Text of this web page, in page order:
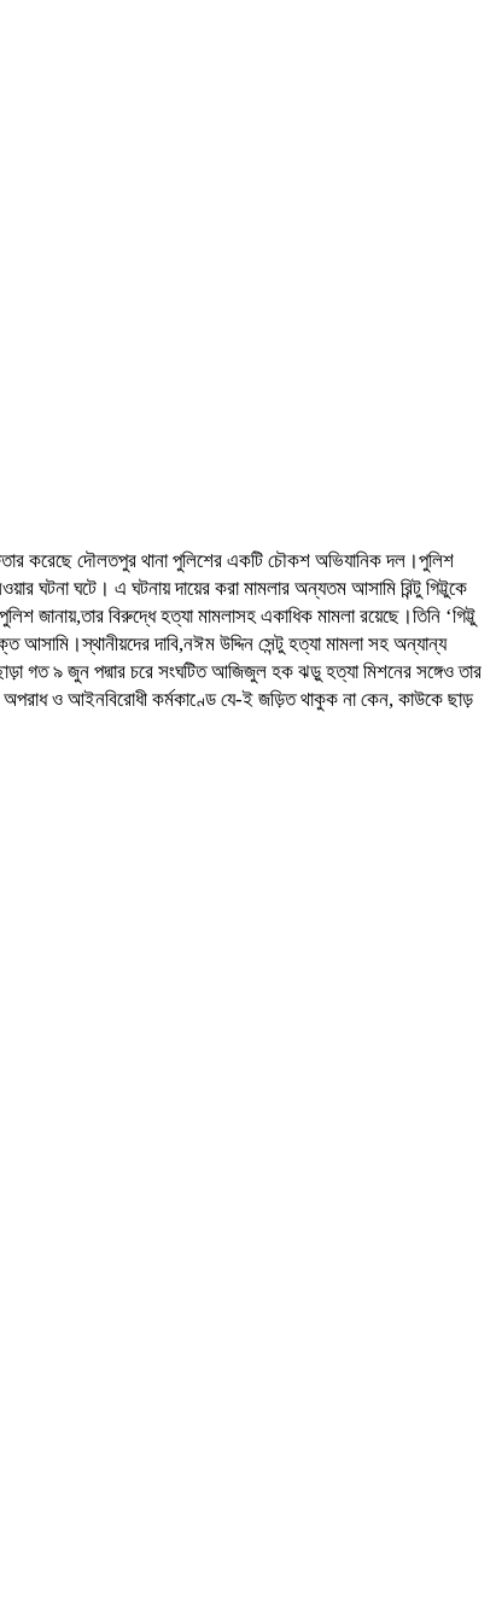
করেছে দৌলতপুর থানা পুলিশের একটি চৌকশ অভিযানিক দল।পুলিশ
ঘটনা ঘটে। এ ঘটনায় দায়ের করা মামলার অন্যতম আসামি রিন্টু গিট্টুকে
জানায়,তার বিরুদ্ধে হত্যা মামলাসহ একাধিক মামলা রয়েছে।তিনি ‘গিট্টু
আসামি।স্থানীয়দের দাবি,নঈম উদ্দিন সেন্টু হত্যা মামলা সহ অন্যান্য
গত ৯ জুন পদ্মার চরে সংঘটিত আজিজুল হক ঝড়ু হত্যা মিশনের সঙ্গেও তার
অপরাধ ও আইনবিরোধী কর্মকাণ্ডে যে-ই জড়িত থাকুক না কেন, কাউকে ছাড়